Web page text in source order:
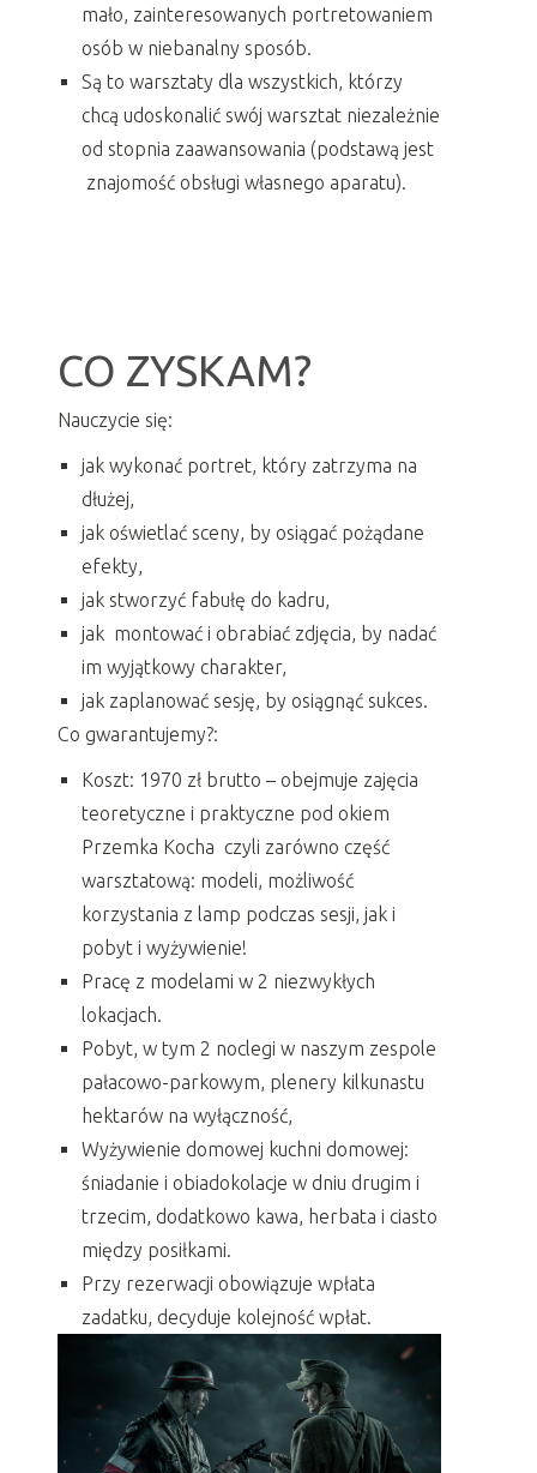
mało, zainteresowanych portretowaniem
osób w niebanalny sposób.
Są to warsztaty dla wszystkich, którzy
chcą udoskonalić swój warsztat niezależnie
od stopnia zaawansowania (podstawą jest
znajomość obsługi własnego aparatu).
CO ZYSKAM?
Nauczycie się:
jak wykonać portret, który zatrzyma na
dłużej,
jak oświetlać sceny, by osiągać pożądane
efekty,
jak stworzyć fabułę do kadru,
jak montować i obrabiać zdjęcia, by nadać
im wyjątkowy charakter,
jak zaplanować sesję, by osiągnąć sukces.
Co gwarantujemy?:
Koszt: 1970 zł brutto – obejmuje zajęcia
teoretyczne i praktyczne pod okiem
Przemka Kocha czyli zarówno część
warsztatową: modeli, możliwość
korzystania z lamp podczas sesji, jak i
pobyt i wyżywienie!
Pracę z modelami w 2 niezwykłych
lokacjach.
Pobyt, w tym 2 noclegi w naszym zespole
pałacowo-parkowym, plenery kilkunastu
hektarów na wyłączność,
Wyżywienie domowej kuchni domowej:
śniadanie i obiadokolacje w dniu drugim i
trzecim, dodatkowo kawa, herbata i ciasto
między posiłkami.
Przy rezerwacji obowiązuje wpłata
zadatku, decyduje kolejność wpłat.